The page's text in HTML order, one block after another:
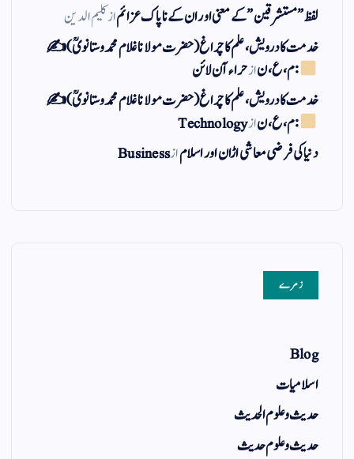
لفظ ” مستشرقین ” کے معنی اور ان کے نا پاک عزائمازکلیم الدین
خدمت کا درویش، علم کا چراغ(حضرت مولانا غلام محمد وستانویؒ)✍
: م ، ع ، نازحراء آن لائن
خدمت کا درویش، علم کا چراغ(حضرت مولانا غلام محمد وستانویؒ)✍
: م ، ع ، نازTechnology
دنیا کی فرضی معاشی اڑان اور اسلامازBusiness
زمرے
Blog
اسلامیات
حدیث و علوم الحدیث
حدیث و علوم حدیث